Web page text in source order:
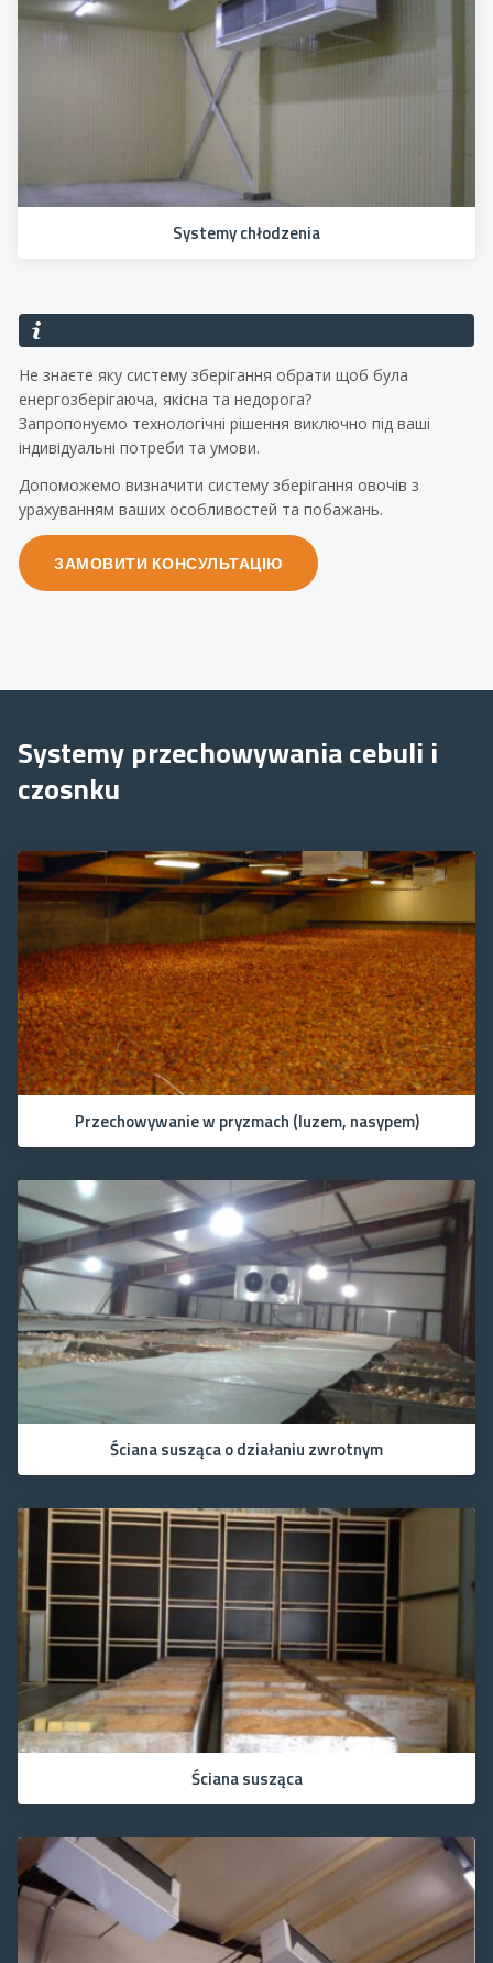
Systemy chłodzenia
Не знаєте яку систему зберігання обрати щоб була
енергозберігаюча, якісна та недорога?
Запропонуємо технологічні рішення виключно під ваші
індивідуальні потреби та умови.
Допоможемо визначити систему зберігання овочів з
урахуванням ваших особливостей та побажань.
ЗАМОВИТИ КОНСУЛЬТАЦІЮ
Systemy przechowywania cebuli i
czosnku
Przechowywanie w pryzmach (luzem, nasypem)
Ściana susząca o działaniu zwrotnym
Ściana susząca